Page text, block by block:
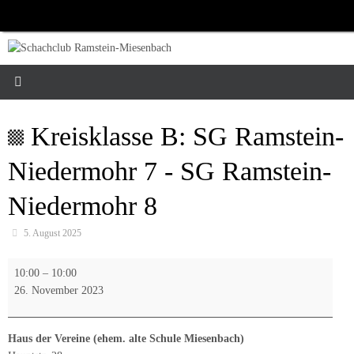
springen
Kreisklasse B: SG Ramstein-
Niedermohr 7 - SG Ramstein-
Niedermohr 8
5. August 2025
Kreisklasse
B:
Ramstein-
Niedermohr
10:00 – 10:00
26. November 2023
Haus der Vereine (ehem. alte Schule Miesenbach)